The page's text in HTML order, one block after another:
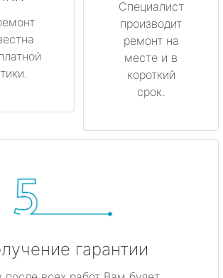
Специалист
производит
ремонт на
месте и в
короткий
срок.
гарантии